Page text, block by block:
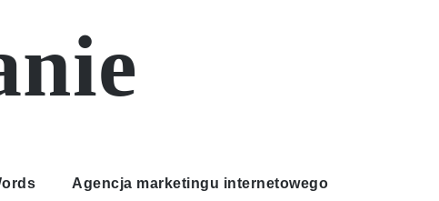
Agencja marketingu internetowego